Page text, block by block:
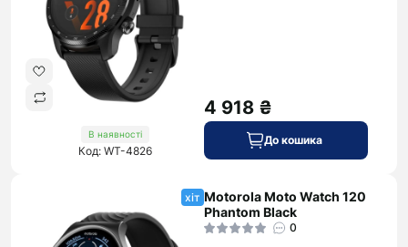
В наявності
Код: WT-4826
4 918 ₴
До кошика
хіт Motorola Moto Watch 120
Phantom Black
0